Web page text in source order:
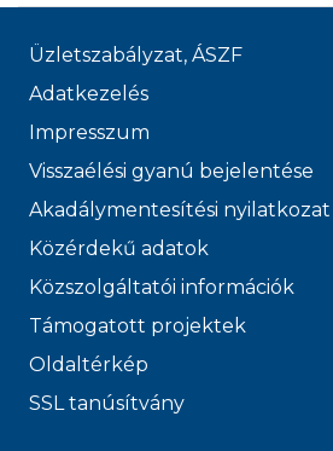
Üzletszabályzat, ÁSZF
Adatkezelés
Impresszum
Visszaélési gyanú bejelentése
Akadálymentesítési nyilatkozat
Közérdekű adatok
Közszolgáltatói információk
Támogatott projektek
Oldaltérkép
SSL tanúsítvány